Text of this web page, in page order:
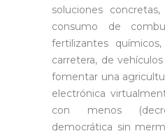
soluciones
consumo de
fertilizantes
carretera, de
fomentar una
electrónica
con menos
democrática sin